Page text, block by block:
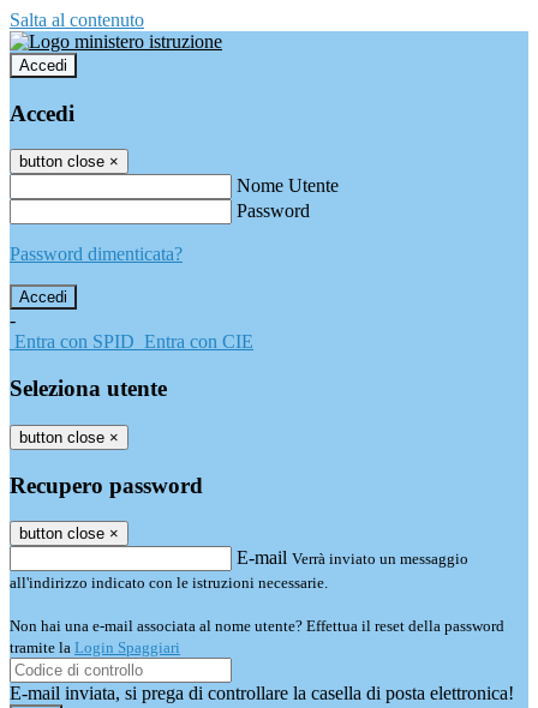
Salta al contenuto
Accedi
Accedi
button close ×
Nome Utente
Password
Password dimenticata?
-
Entra con SPID Entra con CIE
Seleziona utente
button close ×
Recupero password
button close ×
E-mail Verrà inviato un messaggio
all'indirizzo indicato con le istruzioni necessarie.
Non hai una e-mail associata al nome utente? Effettua il reset della password
tramite la Login Spaggiari
E-mail inviata, si prega di controllare la casella di posta elettronica!